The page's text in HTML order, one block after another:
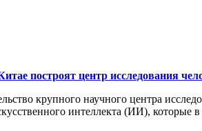
построят центр исследования
крупного научного центра
интеллекта (ИИ), которые